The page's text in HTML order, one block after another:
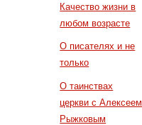
Качество жизни в
любом возрасте
О писателях и не
только
О таинствах
церкви с Алексеем
Рыжковым